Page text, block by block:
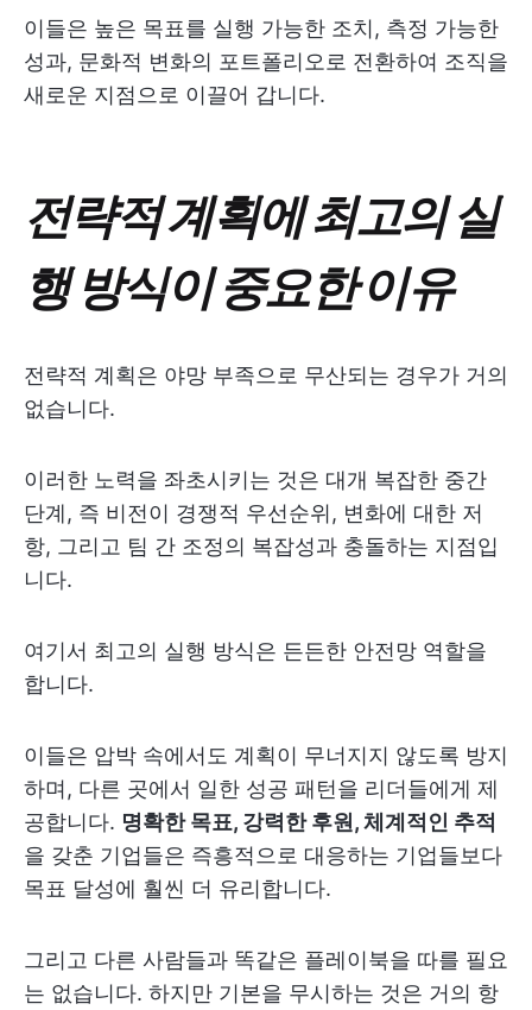
이들은 높은 목표를 실행 가능한 조치, 측정 가능한
성과, 문화적 변화의 포트폴리오로 전환하여 조직을
새로운 지점으로 이끌어 갑니다.
전략적 계획에 최고의 실
행 방식이 중요한 이유
전략적 계획은 야망 부족으로 무산되는 경우가 거의
없습니다.
이러한 노력을 좌초시키는 것은 대개 복잡한 중간
단계, 즉 비전이 경쟁적 우선순위, 변화에 대한 저
항, 그리고 팀 간 조정의 복잡성과 충돌하는 지점입
니다.
여기서 최고의 실행 방식은 든든한 안전망 역할을
합니다.
이들은 압박 속에서도 계획이 무너지지 않도록 방지
하며, 다른 곳에서 일한 성공 패턴을 리더들에게 제
공합니다. 명확한 목표, 강력한 후원, 체계적인 추적
을 갖춘 기업들은 즉흥적으로 대응하는 기업들보다
목표 달성에 훨씬 더 유리합니다.
그리고 다른 사람들과 똑같은 플레이북을 따를 필요
는 없습니다. 하지만 기본을 무시하는 것은 거의 항